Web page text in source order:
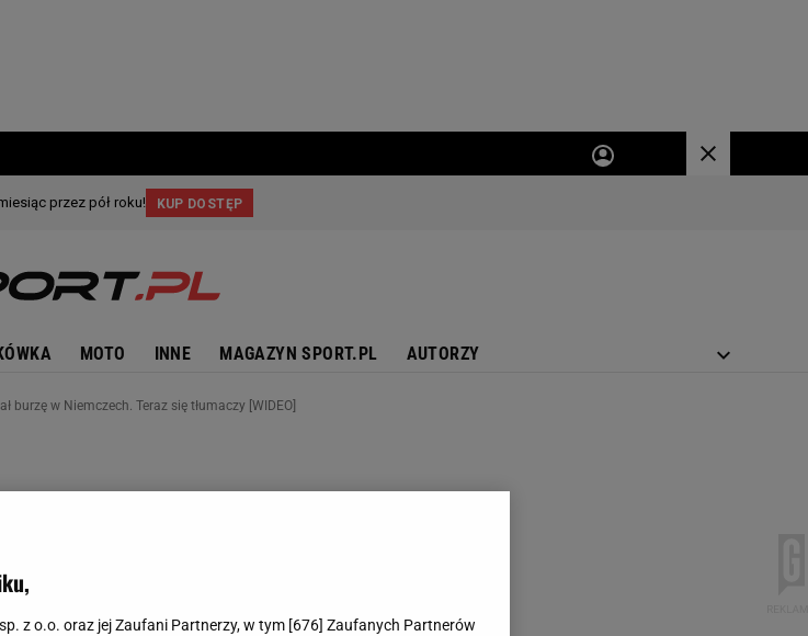
MOTO INNE MAGAZYN SPORT.PL AUTORZY
burzę w Niemczech. Teraz się tłumaczy [WIDEO]
z o.o. oraz jej Zaufani Partnerzy, w tym [676] Zaufanych Partnerów